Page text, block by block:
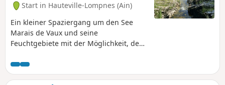
Start in Hauteville-Lompnes (Ain)
Ein kleiner Spaziergang um den See
Marais de Vaux und seine
Feuchtgebiete mit der Möglichkeit, den
bewundern.